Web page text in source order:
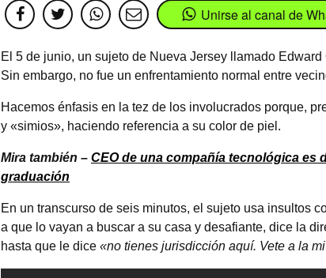
Unirse al canal de
El 5 de junio, un sujeto de Nueva Jersey llamado
Sin embargo, no fue un enfrentamiento normal entre
Hacemos énfasis en la tez de los involucrados porque,
y «simios», haciendo referencia a su color de piel.
Mira también – CEO de una compañía tecnológica es
graduación
En un transcurso de seis minutos, el sujeto usa insultos
a que lo vayan a buscar a su casa y desafiante, dice la
hasta que le dice «no tienes jurisdicción aquí. Vete a la